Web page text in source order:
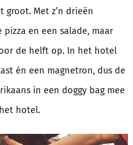
groot. Met z’n drieën
en een salade, maar
de helft op. In het hotel
én een magnetron, dus de
in een doggy bag mee
hotel.